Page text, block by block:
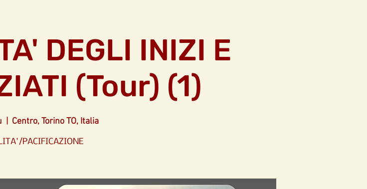
DEGLI INIZI E
(Tour) (1)
Centro, Torino TO, Italia
PACIFICAZIONE